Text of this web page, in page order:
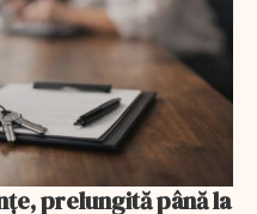
prelungită până la